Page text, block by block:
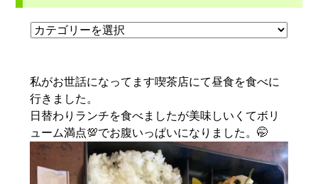
私がお世話になってます喫茶店にて昼食を食べに
行きました。
日替わりランチを食べましたが美味しいくてボリ
ューム満点💯でお腹いっぱいになりました。🤭